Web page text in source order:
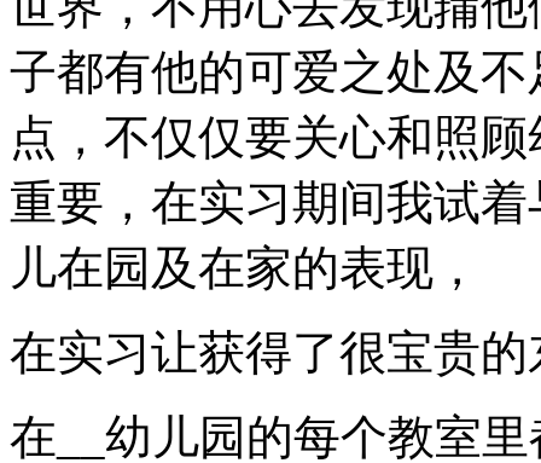
子都有他的可爱之处及
点，不仅仅要关心和照
重要，在实习期间我试
儿在园及在家的表现，
在实习让获得了很宝贵的
在__幼儿园的每个教室